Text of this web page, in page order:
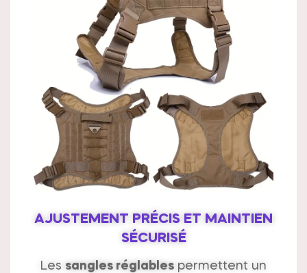
AJUSTEMENT PRÉCIS ET MAINTIEN
SÉCURISÉ
Les sangles réglables permettent un